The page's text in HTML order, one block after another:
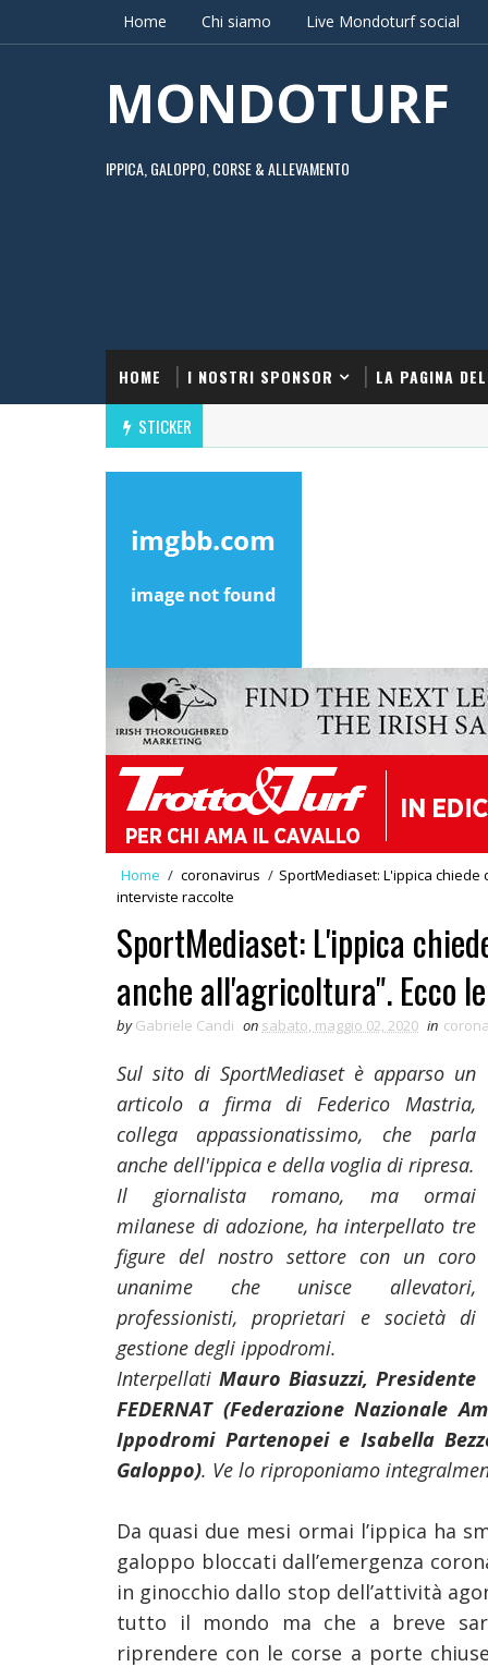
Home Chi siamo Live Mondoturf social
MONDOTURF
IPPICA, GALOPPO, CORSE & ALLEVAMENTO
HOME I NOSTRI SPONSOR LA PAGINA
STICKER
Home / coronavirus / SportMediaset: L'ippica chiede
interviste raccolte
SportMediaset: L'ippica
anche all'agricoltura". Ecco
by Gabriele Candi on sabato, maggio 02, 2020 in
Sul sito di SportMediaset è apparso un
articolo a firma di Federico Mastria,
collega appassionatissimo, che parla
anche dell'ippica e della voglia di ripresa.
Il giornalista romano, ma ormai
milanese di adozione, ha interpellato tre
figure del nostro settore con un coro
unanime che unisce allevatori,
professionisti, proprietari e società di
gestione degli ippodromi.
Interpellati Mauro Biasuzzi, Presidente
FEDERNAT (Federazione Nazionale
Ippodromi Partenopei e Isabella
Galoppo). Ve lo riproponiamo
Da quasi due mesi ormai l’ippica ha
galoppo bloccati dall’emergenza
in ginocchio dallo stop dell’attività
tutto il mondo ma che a breve
riprendere con le corse a porte